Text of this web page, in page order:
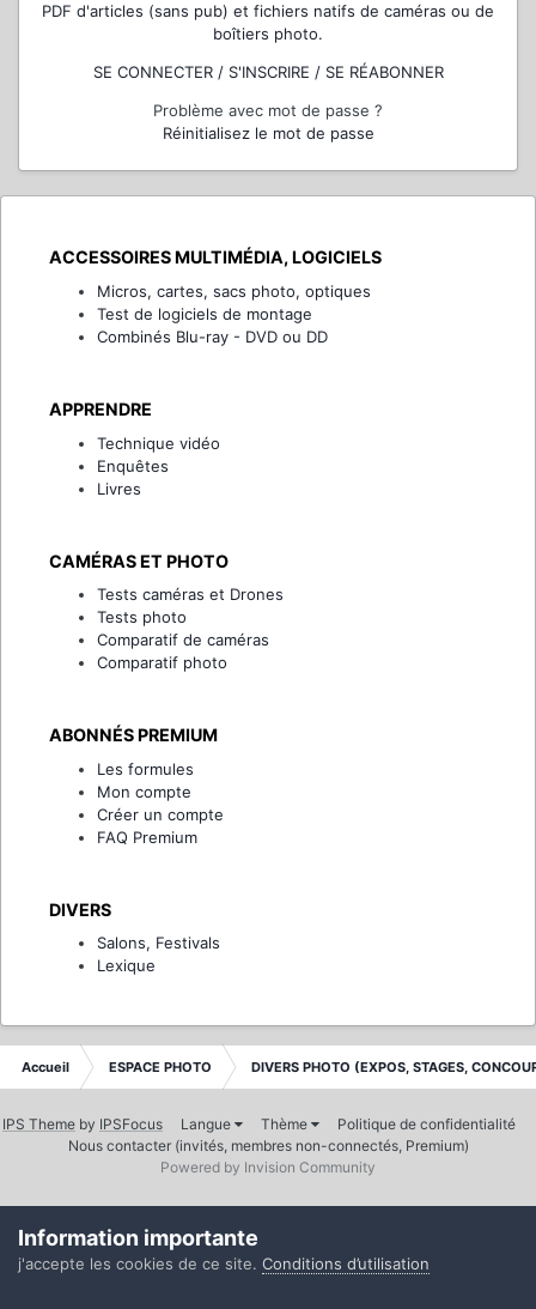
PDF d'articles (sans pub) et fichiers natifs de caméras ou de
boîtiers photo.
SE CONNECTER / S'INSCRIRE / SE RÉABONNER
Problème avec mot de passe ?
Réinitialisez le mot de passe
ACCESSOIRES MULTIMÉDIA, LOGICIELS
Micros, cartes, sacs photo, optiques
Test de logiciels de montage
Combinés Blu-ray - DVD ou DD
APPRENDRE
Technique vidéo
Enquêtes
Livres
CAMÉRAS ET PHOTO
Tests caméras et Drones
Tests photo
Comparatif de caméras
Comparatif photo
ABONNÉS PREMIUM
Les formules
Mon compte
Créer un compte
FAQ Premium
DIVERS
Salons, Festivals
Lexique
Accueil ESPACE PHOTO DIVERS PHOTO (EXPOS, STAGES,
IPS Theme by IPSFocus Langue Thème
Politique de confidentialité
Nous contacter (invités, membres non-connectés, Premium)
Powered by Invision Community
Information importante
j'accepte les cookies de ce site. Conditions d’utilisation